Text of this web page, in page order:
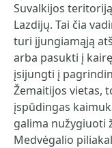
Suvalkijos
Lazdijų. Tai čia
turi įjungiamąją
arba pasukti į
įsijungti į
Žemaitijos vietas,
įspūdingas
galima nužygiuoti
Medvėgalio